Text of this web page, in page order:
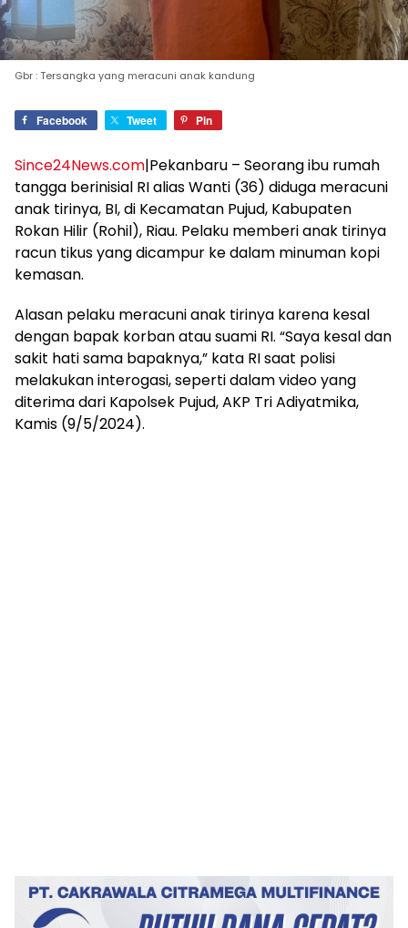
Gbr : Tersangka yang meracuni anak kandung
Facebook Tweet Pin
Since24News.com|Pekanbaru – Seorang ibu rumah
tangga berinisial RI alias Wanti (36) diduga meracuni
anak tirinya, BI, di Kecamatan Pujud, Kabupaten
Rokan Hilir (Rohil), Riau. Pelaku memberi anak tirinya
racun tikus yang dicampur ke dalam minuman kopi
kemasan.
Alasan pelaku meracuni anak tirinya karena kesal
dengan bapak korban atau suami RI. “Saya kesal dan
sakit hati sama bapaknya,” kata RI saat polisi
melakukan interogasi, seperti dalam video yang
diterima dari Kapolsek Pujud, AKP Tri Adiyatmika,
Kamis (9/5/2024).